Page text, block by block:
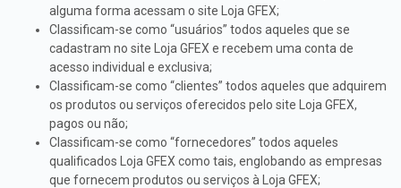
alguma forma acessam o site Loja GFEX;
Classificam-se como “usuários” todos aqueles que se
cadastram no site Loja GFEX e recebem uma conta de
acesso individual e exclusiva;
Classificam-se como “clientes” todos aqueles que adquirem
os produtos ou serviços oferecidos pelo site Loja GFEX,
pagos ou não;
Classificam-se como “fornecedores” todos aqueles
qualificados Loja GFEX como tais, englobando as empresas
que fornecem produtos ou serviços à Loja GFEX;